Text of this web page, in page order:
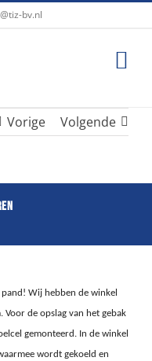
bv.nl
Vorige Volgende
Wij hebben de winkel
Voor de opslag van het gebak
gemonteerd. In de winkel
wordt gekoeld en